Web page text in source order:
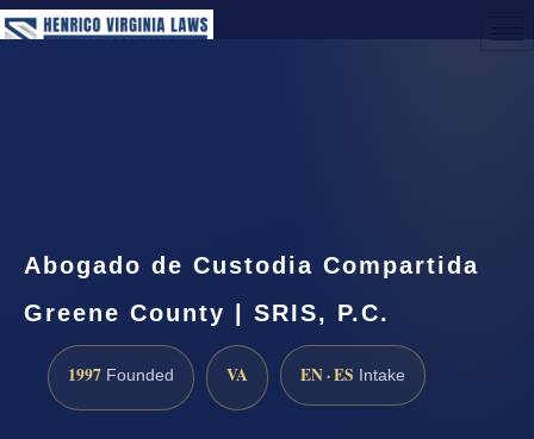
Abogado de Custodia Compartida
Greene County | SRIS, P.C.
1997 Founded VA EN · ES Intake